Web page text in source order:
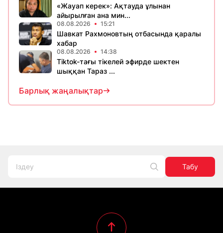
«Жауап керек»: Ақтауда ұлынан
айырылған ана мин...
08.08.2026 15:21
Шавкат Рахмоновтың отбасында қаралы
хабар
08.08.2026 14:38
Tiktok-тағы тікелей эфирде шектен
шыққан Тараз ...
Барлық жаңалықтар
Табу